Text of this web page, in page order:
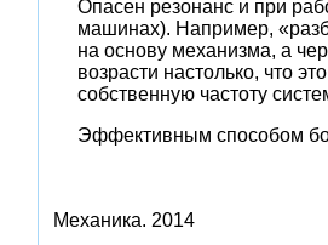
Опасен резонанс и при
машинах). Например,
на основу механизма, а
возрасти настолько, что
собственную частоту
Эффективным способом
Механика. 2014